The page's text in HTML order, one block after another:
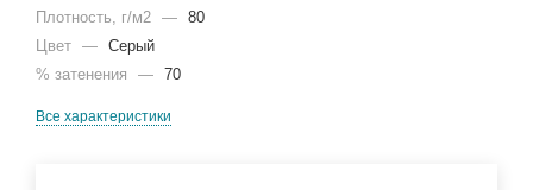
Плотность, г/м2 — 80
Цвет — Серый
% затенения
— 70
Все характеристики